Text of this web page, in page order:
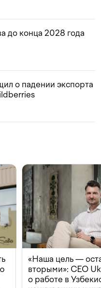
до конца 2028 года
о падении экспорта
«Наша цель —
вторыми»: CEO
о работе в